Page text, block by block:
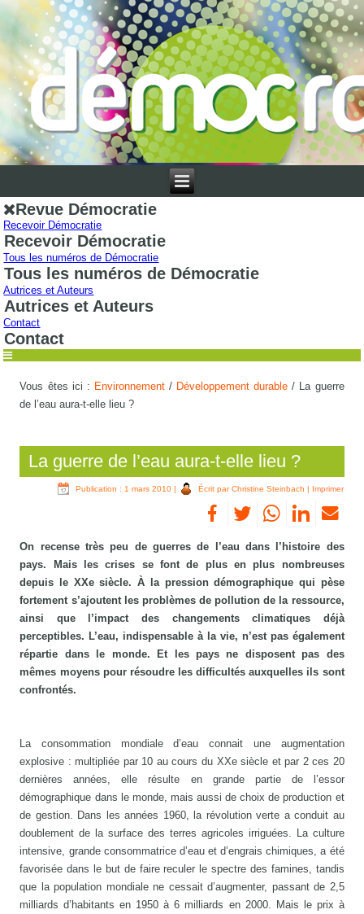
Revue Démocratie
Recevoir Démocratie
Recevoir Démocratie
Tous les numéros de Démocratie
Tous les numéros de Démocratie
Autrices et Auteurs
Autrices et Auteurs
Contact
Contact
Vous êtes ici : Environnement/ Développement durable / La guerre
de l’eau aura-t-elle lieu ?
La guerre de l’eau aura-t-elle lieu ?
Publication : 1 mars 2010| Écrit par Christine Steinbach | Imprimer
On recense très peu de guerres de l’eau dans l’histoire des
pays. Mais les crises se font de plus en plus nombreuses
depuis le XXe siècle. À la pression démographique qui pèse
fortement s’ajoutent les problèmes de pollution de la ressource,
ainsi que l’impact des changements climatiques déjà
perceptibles. L’eau, indispensable à la vie, n’est pas également
répartie dans le monde. Et les pays ne disposent pas des
mêmes moyens pour résoudre les difficultés auxquelles ils sont
confrontés.
La consommation mondiale d’eau connait une augmentation
explosive : multipliée par 10 au cours du XXe siècle et par 2 ces 20
dernières années, elle résulte en grande partie de l’essor
démographique dans le monde, mais aussi de choix de production et
de gestion. Dans les années 1960, la révolution verte a conduit au
doublement de la surface des terres agricoles irriguées. La culture
intensive, grande consommatrice d’eau et d’engrais chimiques, a été
favorisée dans le but de faire reculer le spectre des famines, tandis
que la population mondiale ne cessait d’augmenter, passant de 2,5
milliards d’habitants en 1950 à 6 milliards en 2000. Mais le prix à